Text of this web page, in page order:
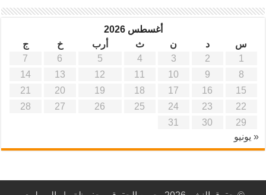
أغسطس 2026
س
د ن ث أرب خ
ج
1
2
3
4
5
6
7
8
9
10
11
12
13
14
15
16
17
18
19
20
21
22
23
24
25
26
27
28
29
30
31
« يونيو